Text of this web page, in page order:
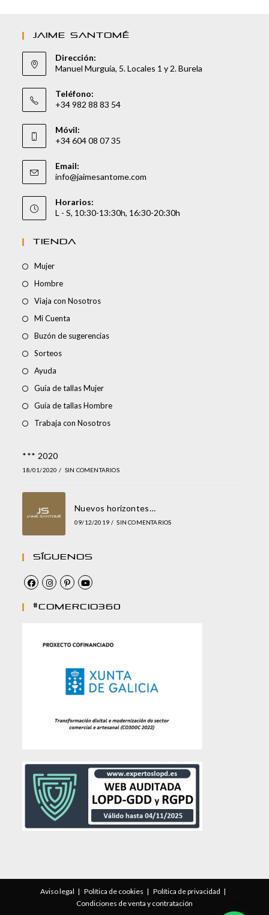
JAIME SANTOMÉ
Dirección:
Manuel Murguía, 5. Locales 1 y 2. Burela
Teléfono:
+34 982 88 83 54
Móvil:
+34 604 08 07 35
Email:
info@jaimesantome.com
Horarios:
L - S, 10:30-13:30h, 16:30-20:30h
TIENDA
Mujer
Hombre
Viaja con Nosotros
Mi Cuenta
Buzón de sugerencias
Sorteos
Ayuda
Guía de tallas Mujer
Guía de tallas Hombre
Trabaja con Nosotros
*** 2020
18/01/2020 / SIN COMENTARIOS
Nuevos horizontes…
09/12/2019 / SIN COMENTARIOS
Síguenos
#comercio360
Aviso legal Política de cookies
Política de privacidad
Condiciones de venta y contratación